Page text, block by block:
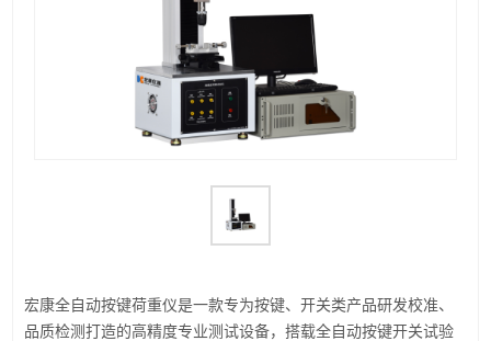
宏康全自动按键荷重仪是一款专为按键、开关类产品研发校准、
品质检测打造的高精度专业测试设备，搭载全自动按键开关试验